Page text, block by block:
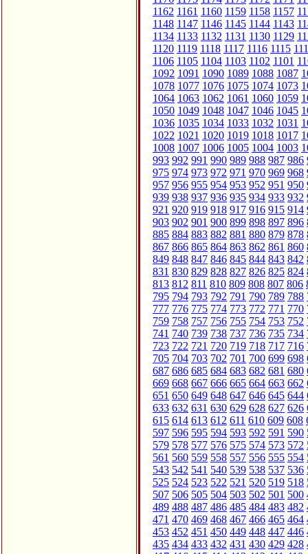
1162 1161 1160 1159 1158 1157
1148 1147 1146 1145 1144 1143
1134 1133 1132 1131 1130 1129
1120 1119 1118 1117 1116 1115
1106 1105 1104 1103 1102 1101
1092 1091 1090 1089 1088 1087
1078 1077 1076 1075 1074 1073
1064 1063 1062 1061 1060 1059
1050 1049 1048 1047 1046 1045
1036 1035 1034 1033 1032 1031
1022 1021 1020 1019 1018 1017
1008 1007 1006 1005 1004 1003
993 992 991 990 989 988 987 986
975 974 973 972 971 970 969 968
957 956 955 954 953 952 951 950
939 938 937 936 935 934 933 932
921 920 919 918 917 916 915 914
903 902 901 900 899 898 897 896
885 884 883 882 881 880 879 878
867 866 865 864 863 862 861 860
849 848 847 846 845 844 843 842
831 830 829 828 827 826 825 824
813 812 811 810 809 808 807 806
795 794 793 792 791 790 789 788
777 776 775 774 773 772 771 770
759 758 757 756 755 754 753 752
741 740 739 738 737 736 735 734
723 722 721 720 719 718 717 716
705 704 703 702 701 700 699 698
687 686 685 684 683 682 681 680
669 668 667 666 665 664 663 662
651 650 649 648 647 646 645 644
633 632 631 630 629 628 627 626
615 614 613 612 611 610 609 608
597 596 595 594 593 592 591 590
579 578 577 576 575 574 573 572
561 560 559 558 557 556 555 554
543 542 541 540 539 538 537 536
525 524 523 522 521 520 519 518
507 506 505 504 503 502 501 500
489 488 487 486 485 484 483 482
471 470 469 468 467 466 465 464
453 452 451 450 449 448 447 446
435 434 433 432 431 430 429 428